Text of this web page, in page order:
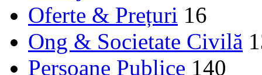
Oferte & Prețuri 16
Ong & Societate Civilă
Persoane Publice 140